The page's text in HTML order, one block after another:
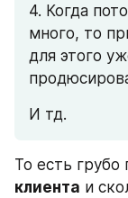
4. Когда
много, то
для этого
И тд.
То есть грубо
клиента и